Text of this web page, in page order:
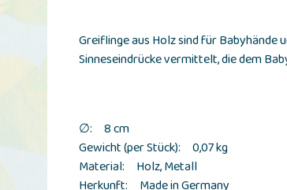
Greiflinge aus Holz sind für Babyhände
Sinneseindrücke vermittelt, die dem
∅: 8 cm
Gewicht (per Stück): 0,07 kg
Material: Holz, Metall
Herkunft: Made in Germany